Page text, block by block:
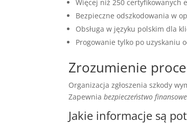
Więcej niż 250 certyfikowanych
Bezpieczne odszkodowania w
Obsługa w języku polskim dla
Progowanie tylko po uzyskaniu
Zrozumienie
Organizacja zgłoszenia szkody
Zapewniabezpieczeństwo finansowe
Jakie informacje są